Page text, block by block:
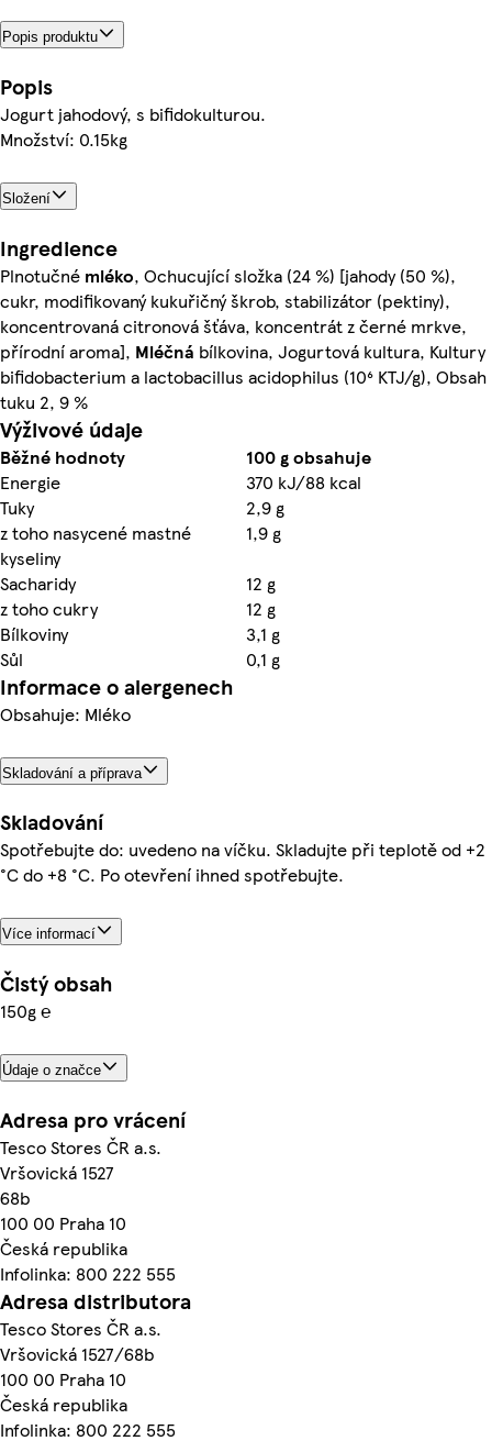
Popis produktu
Popis
Jogurt jahodový, s bifidokulturou.
Množství: 0.15kg
Složení
Ingredience
Plnotučné mléko, Ochucující složka (24 %) [jahody (50 %),
cukr, modifikovaný kukuřičný škrob, stabilizátor (pektiny),
koncentrovaná citronová šťáva, koncentrát z černé mrkve,
přírodní aroma], Mléčná bílkovina, Jogurtová kultura, Kultury
bifidobacterium a lactobacillus acidophilus (10⁶ KTJ/g), Obsah
tuku 2, 9 %
Výživové údaje
Běžné hodnoty
100 g obsahuje
Energie
370 kJ/88 kcal
Tuky
2,9 g
z toho nasycené mastné
kyseliny
1,9 g
Sacharidy
12 g
z toho cukry
12 g
Bílkoviny
3,1 g
Sůl
0,1 g
Informace o alergenech
Obsahuje: Mléko
Skladování a příprava
Skladování
Spotřebujte do: uvedeno na víčku. Skladujte při teplotě od +2
°C do +8 °C. Po otevření ihned spotřebujte.
Více informací
Čistý obsah
150g ℮
Údaje o značce
Adresa pro vrácení
Tesco Stores ČR a.s.
Vršovická 1527
68b
100 00 Praha 10
Česká republika
Infolinka: 800 222 555
Adresa distributora
Tesco Stores ČR a.s.
Vršovická 1527/68b
100 00 Praha 10
Česká republika
Infolinka: 800 222 555